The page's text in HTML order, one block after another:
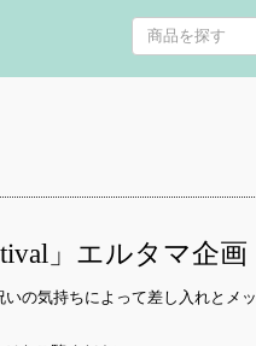
」エルタマ企画
の気持ちによって差し入れとメ